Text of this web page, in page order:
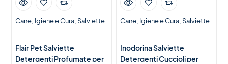
Cane Igiene e Cura Salviette
Flair Pet Salviette
Detergenti Profumate per
Cane Igiene e Cura Salviette
Inodorina Salviette
Detergenti Cuccioli per